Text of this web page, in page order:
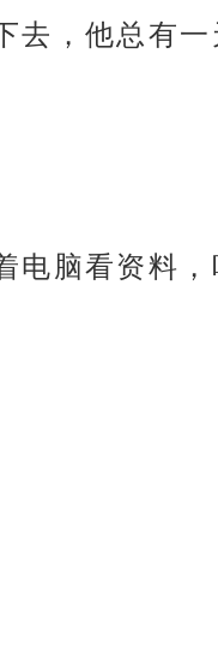
去，他总有
电脑看资料